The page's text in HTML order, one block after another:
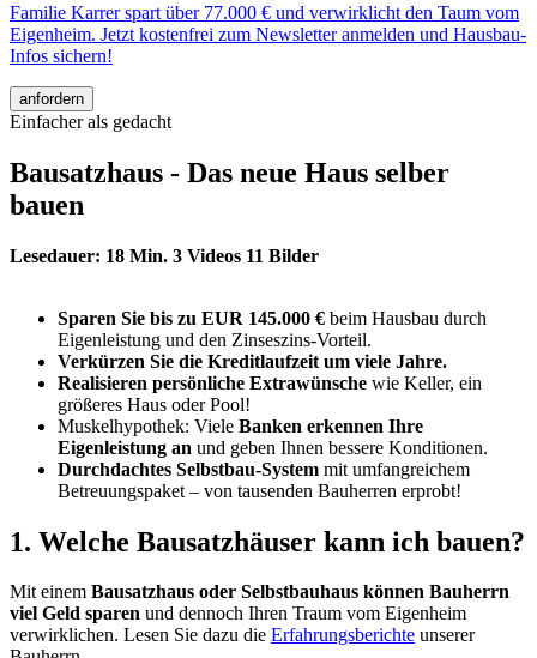
Familie Karrer spart über 77.000 € und verwirklicht den Taum vom
Eigenheim. Jetzt kostenfrei zum Newsletter anmelden und Hausbau-
Infos sichern!
anfordern
Einfacher als gedacht
Bausatzhaus - Das neue Haus selber
bauen
Lesedauer: 18 Min. 3 Videos 11 Bilder
Sparen Sie bis zu EUR 145.000 € beim Hausbau durch
Eigenleistung und den Zinseszins-Vorteil.
Verkürzen Sie die Kreditlaufzeit um viele Jahre.
Realisieren persönliche Extrawünsche wie Keller, ein
größeres Haus oder Pool!
Muskelhypothek: Viele Banken erkennen Ihre
Eigenleistung an und geben Ihnen bessere Konditionen.
Durchdachtes Selbstbau-System mit umfangreichem
Betreuungspaket – von tausenden Bauherren erprobt!
1. Welche Bausatzhäuser kann ich bauen?
Mit einem Bausatzhaus oder Selbstbauhaus können Bauherrn
viel Geld sparen und dennoch Ihren Traum vom Eigenheim
verwirklichen. Lesen Sie dazu die Erfahrungsberichte unserer